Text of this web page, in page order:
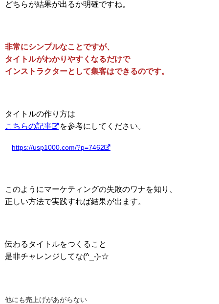
どちらが結果が出るか明確ですね。
非常にシンプルなことですが、
タイトルがわかりやすくなるだけで
インストラクターとして集客はできるのです。
タイトルの作り方は
こちらの記事
を参考にしてください。
https://usp1000.com/?p=7462
このようにマーケティングの失敗のワナを知り、
正しい方法で実践すれば結果が出ます。
伝わるタイトルをつくること
是非チャレンジしてな(^_-)-☆
他にも売上げがあがらない